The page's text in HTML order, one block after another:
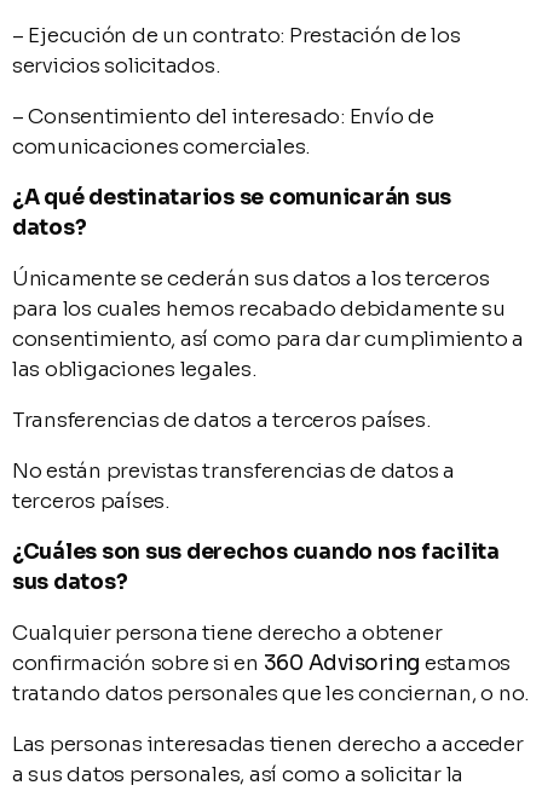
– Ejecución de un contrato: Prestación de los
servicios solicitados.
– Consentimiento del interesado: Envío de
comunicaciones comerciales.
¿A qué destinatarios se comunicarán sus
datos?
Únicamente se cederán sus datos a los terceros
para los cuales hemos recabado debidamente su
consentimiento, así como para dar cumplimiento a
las obligaciones legales.
Transferencias de datos a terceros países.
No están previstas transferencias de datos a
terceros países.
¿Cuáles son sus derechos cuando nos facilita
sus datos?
Cualquier persona tiene derecho a obtener
confirmación sobre si en 360 Advisoring estamos
tratando datos personales que les conciernan, o no.
Las personas interesadas tienen derecho a acceder
a sus datos personales, así como a solicitar la